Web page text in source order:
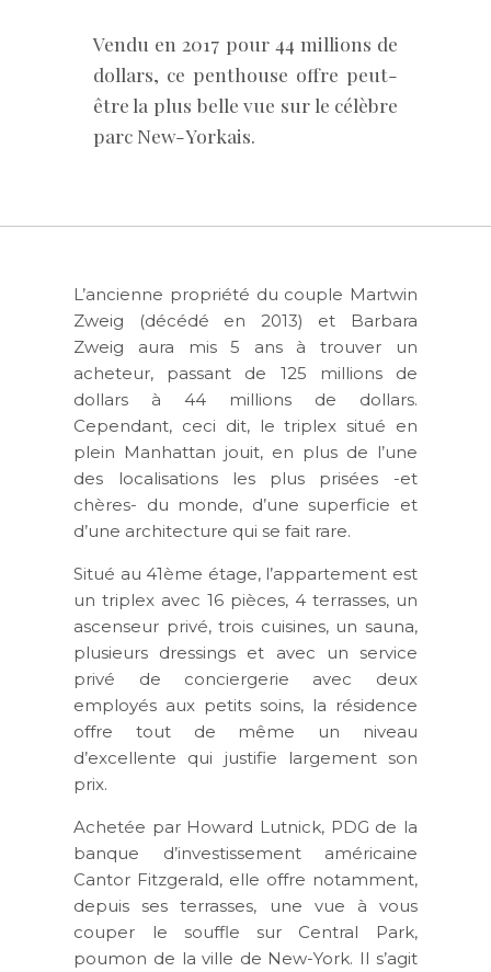
Vendu en 2017 pour 44 millions de
dollars, ce penthouse offre peut-
être la plus belle vue sur le célèbre
parc New-Yorkais.
L’ancienne propriété du couple Martwin
Zweig (décédé en 2013) et Barbara
Zweig aura mis 5 ans à trouver un
acheteur, passant de 125 millions de
dollars à 44 millions de dollars.
Cependant, ceci dit, le triplex situé en
plein Manhattan jouit, en plus de l’une
des localisations les plus prisées -et
chères- du monde, d’une superficie et
d’une architecture qui se fait rare.
Situé au 41ème étage, l’appartement est
un triplex avec 16 pièces, 4 terrasses, un
ascenseur privé, trois cuisines, un sauna,
plusieurs dressings et avec un service
privé de conciergerie avec deux
employés aux petits soins, la résidence
offre tout de même un niveau
d’excellente qui justifie largement son
prix.
Achetée par Howard Lutnick, PDG de la
banque d’investissement américaine
Cantor Fitzgerald, elle offre notamment,
depuis ses terrasses, une vue à vous
couper le souffle sur Central Park,
poumon de la ville de New-York. Il s’agit